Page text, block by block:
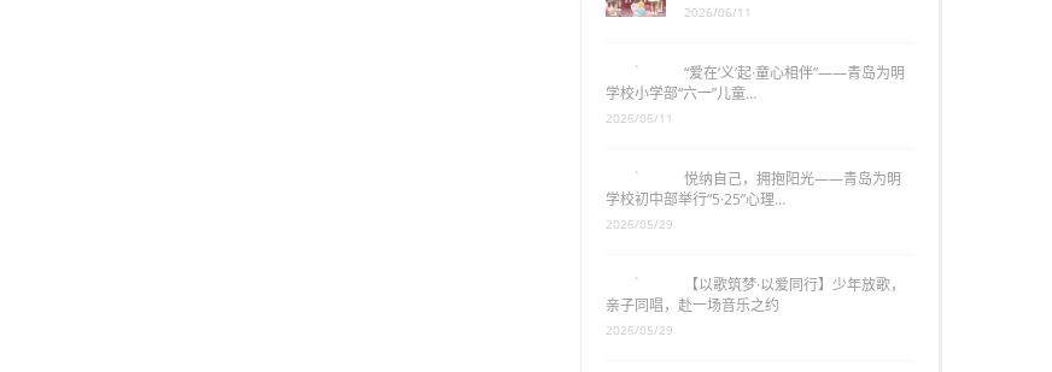
2026/06/11
“爱在‘义’起·童心相伴”——青岛为明
学校小学部“六一”儿童…
悦纳自己，拥抱阳光——青岛为明
学校初中部举行“5·25”心理…
【以歌筑梦·以爱同行】少年放歌，
亲子同唱，赴一场音乐之约